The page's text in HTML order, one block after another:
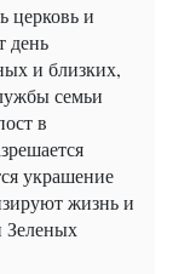
церковь и
день
и близких,
семьи
в
украшение
жизнь и
Зеленых